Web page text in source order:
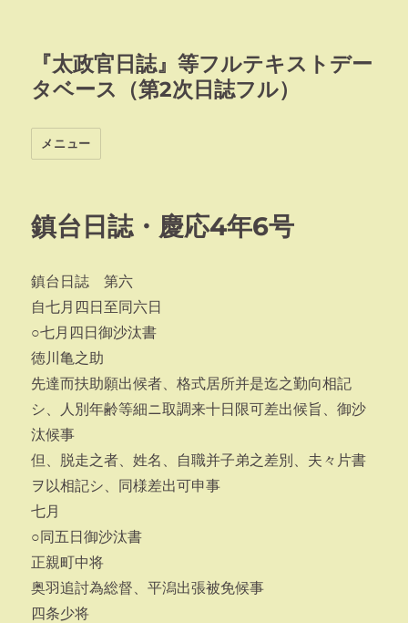
『太政官日誌』等フルテキストデー
タベース（第2次日誌フル）
メニュー
鎮台日誌・慶応4年6号
鎮台日誌 第六
自七月四日至同六日
○七月四日御沙汰書
徳川亀之助
先達而扶助願出候者、格式居所并是迄之勤向相記
シ、人別年齢等細ニ取調来十日限可差出候旨、御沙
汰候事
但、脱走之者、姓名、自職并子弟之差別、夫々片書
ヲ以相記シ、同様差出可申事
七月
○同五日御沙汰書
正親町中将
奥羽追討為総督、平潟出張被免候事
四条少将